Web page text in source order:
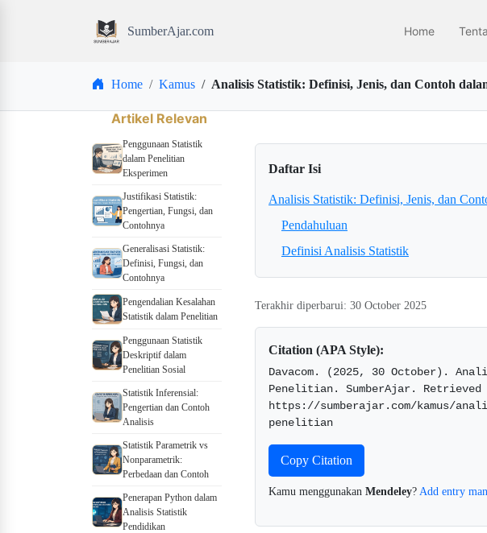
SumberAjar.com Home
Home Kamus Analisis Statistik: Definisi, Jenis, dan Contoh
Artikel Relevan
Penggunaan Statistik
dalam Penelitian
Eksperimen
Justifikasi Statistik:
Pengertian, Fungsi, dan
Contohnya
Generalisasi Statistik:
Definisi, Fungsi, dan
Contohnya
Pengendalian Kesalahan
Statistik dalam Penelitian
Penggunaan Statistik
Deskriptif dalam
Penelitian Sosial
Statistik Inferensial:
Pengertian dan Contoh
Analisis
Statistik Parametrik vs
Nonparametrik:
Perbedaan dan Contoh
Penerapan Python dalam
Analisis Statistik
Pendidikan
Daftar Isi
Analisis Statistik: Definisi, Jenis, dan
Pendahuluan
Definisi Analisis Statistik
Terakhir diperbarui: 30 October 2025
Citation (APA Style):
Davacom. (2025, 30 October).
Penelitian. SumberAjar. Retrieved
https://sumberajar.com/kamus/
penelitian
Copy Citation
Kamu menggunakan Mendeley? Add entry